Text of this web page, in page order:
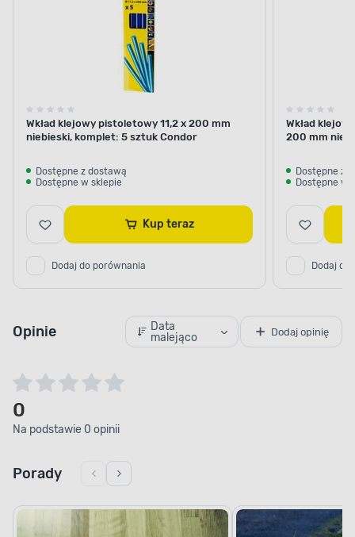
Wkład klejowy pistoletowy 11,2 x 200 mm
niebieski, komplet: 5 sztuk Condor
Dostępne z dostawą
Dostępne w sklepie
Kup teraz
Dodaj do porównania
Wkład
200 mm
Dostępne z
Dostępne w
Dodaj do
Opinie
Data
malejąco
Dodaj opinię
0
Na podstawie 0 opinii
Porady